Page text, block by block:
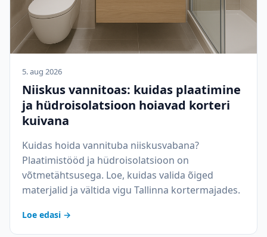
5. aug 2026
Niiskus vannitoas: kuidas plaatimine
ja hüdroisolatsioon hoiavad korteri
kuivana
Kuidas hoida vannituba niiskusvabana?
Plaatimistööd ja hüdroisolatsioon on
võtmetähtsusega. Loe, kuidas valida õiged
materjalid ja vältida vigu Tallinna kortermajades.
Loe edasi →